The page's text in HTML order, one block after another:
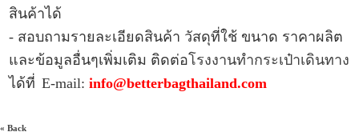
สินค้าได้
- สอบถามรายละเอียดสินค้า วัสดุที่ใช้ ขนาด ราคาผลิต
และข้อมูลอื่นๆเพิ่มเติม ติดต่อโรงงานทำกระเป๋าเดินทาง
ได้ที่ E-mail:info@betterbagthailand.com
« Back